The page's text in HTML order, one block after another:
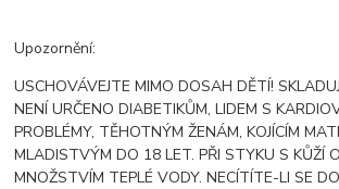
Upozornění:
USCHOVÁVEJTE MIMO DOSAH DĚTÍ!
NENÍ URČENO DIABETIKŮM, LIDEM S
PROBLÉMY, TĚHOTNÝM ŽENÁM, KOJÍCÍM
MLADISTVÝM DO 18 LET. PŘI STYKU S KŮŽÍ
MNOŽSTVÍM TEPLÉ VODY. NECÍTÍTE-LI SE